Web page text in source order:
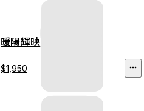
暖陽輝映
$1,950